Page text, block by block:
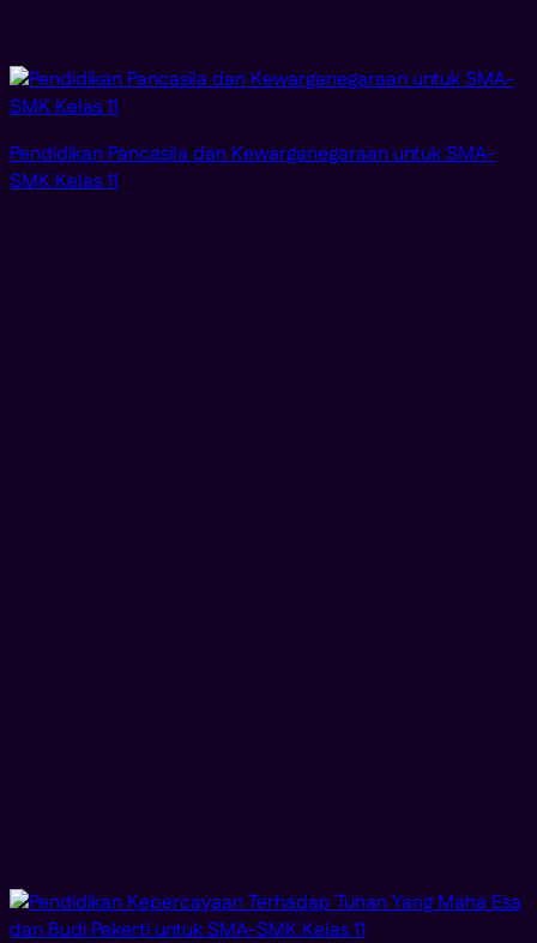
Pendidikan Pancasila dan Kewarganegaraan untuk SMA-
SMK Kelas 11